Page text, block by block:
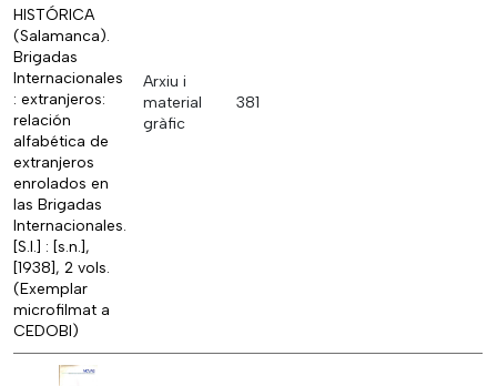
HISTÓRICA
(Salamanca).
Brigadas
Internacionales
: extranjeros:
relación
alfabética de
extranjeros
enrolados en
las Brigadas
Internacionales.
[S.l.] : [s.n.],
[1938], 2 vols.
(Exemplar
microfilmat a
CEDOBI)
Arxiu i
material
gràfic
381